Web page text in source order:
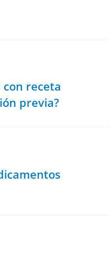
con receta
previa?